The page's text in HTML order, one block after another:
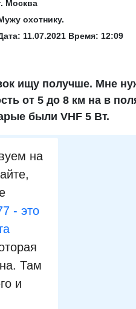
Москва
охотнику.
11.07.2021 Время: 12:09
ищу получше. Мне
от 5 до 8 км на в
были VHF 5 Вт.
на
- это
Там
и